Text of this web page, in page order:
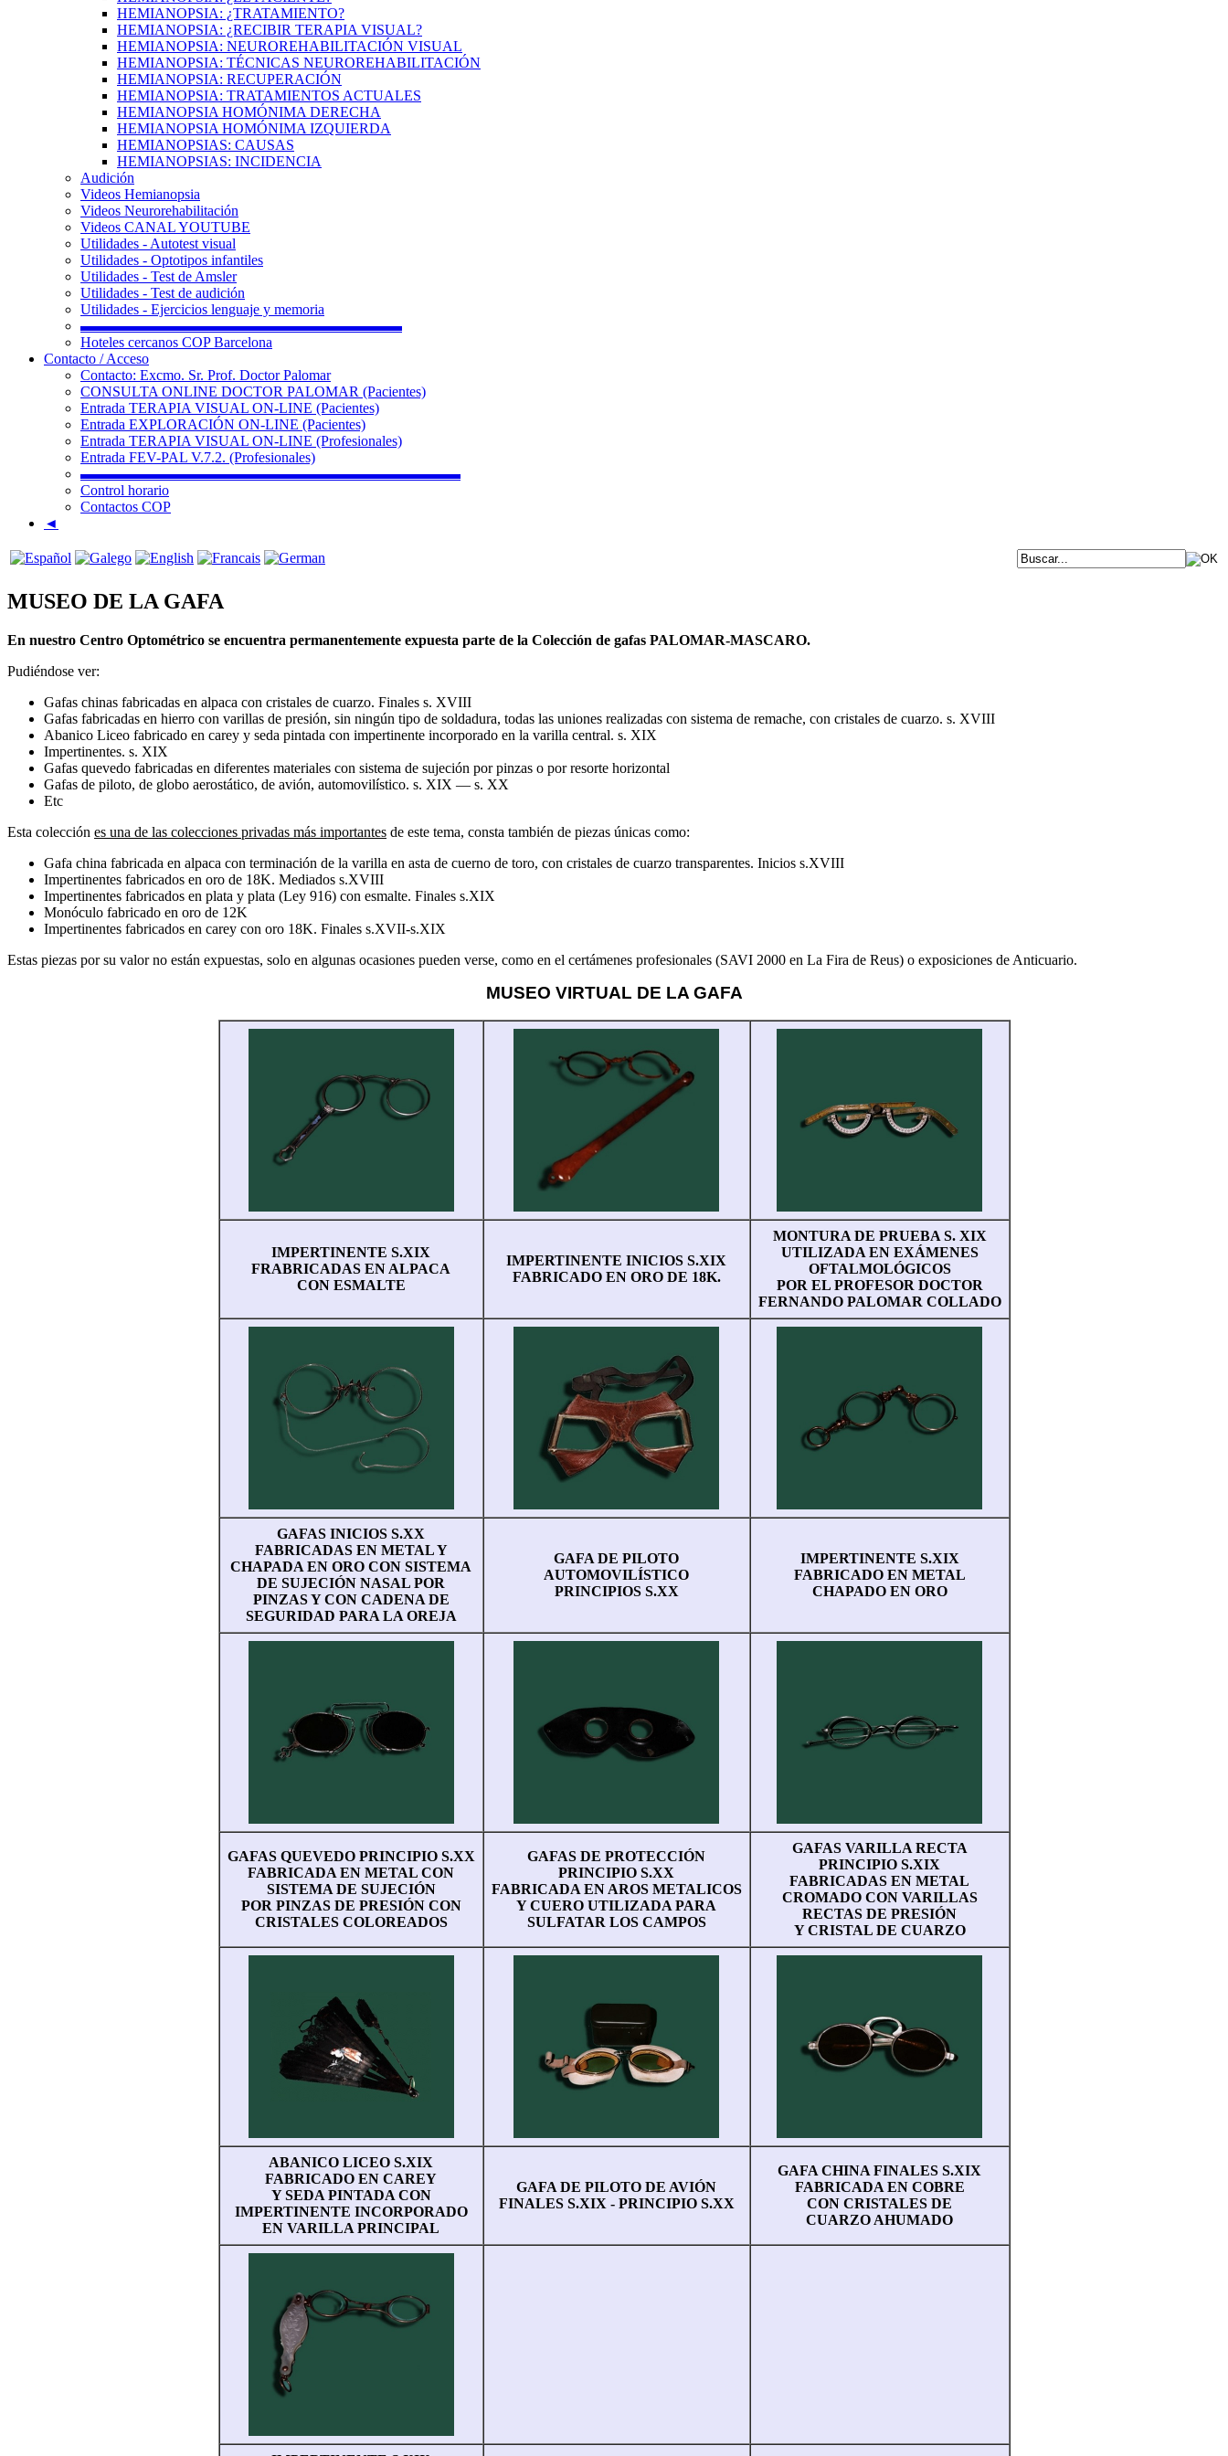
HEMIANOPSIA: ¿TRATAMIENTO?
HEMIANOPSIA: ¿RECIBIR TERAPIA VISUAL?
HEMIANOPSIA: NEUROREHABILITACIÓN VISUAL
HEMIANOPSIA: TÉCNICAS NEUROREHABILITACIÓN
HEMIANOPSIA: RECUPERACIÓN
HEMIANOPSIA: TRATAMIENTOS ACTUALES
HEMIANOPSIA HOMÓNIMA DERECHA
HEMIANOPSIA HOMÓNIMA IZQUIERDA
HEMIANOPSIAS: CAUSAS
HEMIANOPSIAS: INCIDENCIA
Audición
Videos Hemianopsia
Videos Neurorehabilitación
Videos CANAL YOUTUBE
Utilidades - Autotest visual
Utilidades - Optotipos infantiles
Utilidades - Test de Amsler
Utilidades - Test de audición
Utilidades - Ejercicios lenguaje y memoria
▬▬▬▬▬▬▬▬▬▬▬▬▬▬▬▬▬▬▬▬▬▬
Hoteles cercanos COP Barcelona
Contacto / Acceso
Contacto: Excmo. Sr. Prof. Doctor Palomar
CONSULTA ONLINE DOCTOR PALOMAR (Pacientes)
Entrada TERAPIA VISUAL ON-LINE (Pacientes)
Entrada EXPLORACIÓN ON-LINE (Pacientes)
Entrada TERAPIA VISUAL ON-LINE (Profesionales)
Entrada FEV-PAL V.7.2. (Profesionales)
▬▬▬▬▬▬▬▬▬▬▬▬▬▬▬▬▬▬▬▬▬▬▬▬▬▬
Control horario
Contactos COP
◄
MUSEO DE LA GAFA
En nuestro Centro Optométrico se encuentra permanentemente expuesta parte de la Colección de gafas PALOMAR-MASCARO.
Pudiéndose ver:
Gafas chinas fabricadas en alpaca con cristales de cuarzo. Finales s. XVIII
Gafas fabricadas en hierro con varillas de presión, sin ningún tipo de soldadura, todas las uniones realizadas con sistema de remache, con cristales de cuarzo. s. XVIII
Abanico Liceo fabricado en carey y seda pintada con impertinente incorporado en la varilla central. s. XIX
Impertinentes. s. XIX
Gafas quevedo fabricadas en diferentes materiales con sistema de sujeción por pinzas o por resorte horizontal
Gafas de piloto, de globo aerostático, de avión, automovilístico. s. XIX — s. XX
Etc
Esta colección es una de las colecciones privadas más importantes de este tema, consta también de piezas únicas como:
Gafa china fabricada en alpaca con terminación de la varilla en asta de cuerno de toro, con cristales de cuarzo transparentes. Inicios s.XVIII
Impertinentes fabricados en oro de 18K. Mediados s.XVIII
Impertinentes fabricados en plata y plata (Ley 916) con esmalte. Finales s.XIX
Monóculo fabricado en oro de 12K
Impertinentes fabricados en carey con oro 18K. Finales s.XVII-s.XIX
Estas piezas por su valor no están expuestas, solo en algunas ocasiones pueden verse, como en el certámenes profesionales (SAVI 2000 en La Fira de Reus) o exposiciones de Anticuario.
MUSEO VIRTUAL DE LA GAFA
IMPERTINENTE S.XIX
FRABRICADAS EN ALPACA
CON ESMALTE
IMPERTINENTE INICIOS S.XIX
FABRICADO EN ORO DE 18K.
MONTURA DE PRUEBA S. XIX
UTILIZADA EN EXÁMENES
OFTALMOLÓGICOS
POR EL PROFESOR DOCTOR
FERNANDO PALOMAR COLLADO
GAFAS INICIOS S.XX
FABRICADAS EN METAL Y
CHAPADA EN ORO CON SISTEMA
DE SUJECIÓN NASAL POR
PINZAS Y CON CADENA DE
SEGURIDAD PARA LA OREJA
GAFA DE PILOTO
AUTOMOVILÍSTICO
PRINCIPIOS S.XX
IMPERTINENTE S.XIX
FABRICADO EN METAL
CHAPADO EN ORO
GAFAS QUEVEDO PRINCIPIO S.XX
FABRICADA EN METAL CON
SISTEMA DE SUJECIÓN
POR PINZAS DE PRESIÓN CON
CRISTALES COLOREADOS
GAFAS DE PROTECCIÓN
PRINCIPIO S.XX
FABRICADA EN AROS METALICOS
Y CUERO UTILIZADA PARA
SULFATAR LOS CAMPOS
GAFAS VARILLA RECTA
PRINCIPIO S.XIX
FABRICADAS EN METAL
CROMADO CON VARILLAS
RECTAS DE PRESIÓN
Y CRISTAL DE CUARZO
ABANICO LICEO S.XIX
FABRICADO EN CAREY
Y SEDA PINTADA CON
IMPERTINENTE INCORPORADO
EN VARILLA PRINCIPAL
GAFA DE PILOTO DE AVIÓN
FINALES S.XIX - PRINCIPIO S.XX
GAFA CHINA FINALES S.XIX
FABRICADA EN COBRE
CON CRISTALES DE
CUARZO AHUMADO